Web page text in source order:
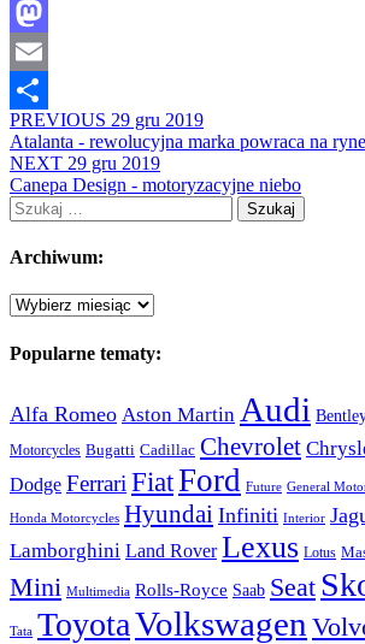
Facebook
Mastodon
Email
Share
PREVIOUS 29 gru 2019
Atalanta - rewolucyjna marka powraca na
NEXT 29 gru 2019
Canepa Design - motoryzacyjne niebo
Szukaj:
Archiwum:
Archiwum:
Popularne tematy:
Alfa Romeo Aston Martin Audi
Motorcycles Bugatti Cadillac Chevrolet
Dodge Ferrari FiatFord Future General
Honda Motorcycles Hyundai Infiniti Interior
Lamborghini Land Rover Lexus Lotus
Mini Multimedia Rolls-Royce Saab Seat
Tata ToyotaVolkswagen